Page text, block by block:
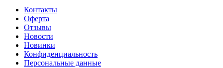
Контакты
Оферта
Отзывы
Новости
Новинки
Конфиденциальность
Персональные данные